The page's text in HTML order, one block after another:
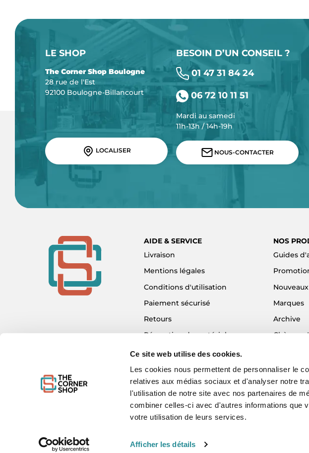
Ce site web utilise des cookies.
Les cookies nous permettent de personnaliser le
relatives aux médias sociaux et d'analyser notre
l'utilisation de notre site avec nos partenaires de
combiner celles-ci avec d'autres informations que
votre utilisation de leurs services.
Afficher les détails
LE SHOP
The Corner Shop Boulogne
28 rue de l'Est
92100 Boulogne-Billancourt
LOCALISER
BESOIN D’UN CONSEIL ?
01 47 31 84 24
06 72 10 11 51
Mardi au samedi
11h-13h / 14h-19h
NOUS-CONTACTER
AIDE & SERVICE
Livraison
Mentions légales
Conditions d'utilisation
Paiement sécurisé
Retours
Réparation de matériel
Détaxe - Tax Refund
Garantie & SAV
Plan du site
Mon compte
Nous contacter
NOS
Guides
Marques
Archive
Chèques